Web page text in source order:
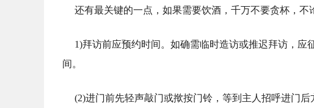
还有最关键的一点，如果需要饮酒，千万不要贪杯，不
1)拜访前应预约时间。如确需临时造访或推迟拜访，
间。
(2)进门前先轻声敲门或揿按门铃，等到主人招呼进门